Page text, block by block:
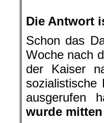
Die Antwort
Schon das
Woche nach
der Kaiser
sozialistische
ausgerufen
wurde